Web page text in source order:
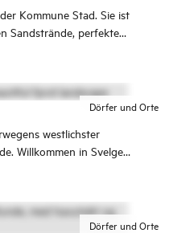
Kommune Stad. Sie ist
Sandstrände, perfekte
Dörfer und Orte
westlichster
Willkommen in Svelgen
Dörfer und Orte